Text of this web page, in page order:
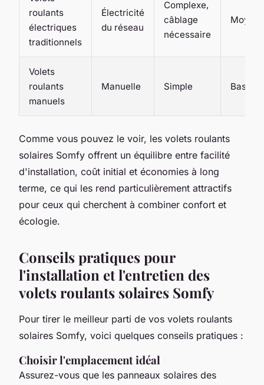
roulants
électriques
traditionnels
Électricité
du réseau
Complexe,
câblage
nécessaire
Moyen
Volets
roulants
manuels
Manuelle Simple Bas
Comme vous pouvez le voir, les volets roulants
solaires Somfy offrent un équilibre entre facilité
d'installation, coût initial et économies à long
terme, ce qui les rend particulièrement attractifs
pour ceux qui cherchent à combiner confort et
écologie.
Conseils pratiques pour
l'installation et l'entretien des
volets roulants solaires Somfy
Pour tirer le meilleur parti de vos volets roulants
solaires Somfy, voici quelques conseils pratiques :
Choisir l'emplacement idéal
Assurez-vous que les panneaux solaires des